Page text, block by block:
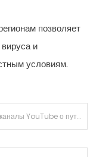
позволяет
и
условиям.
Лучшие каналы YouTube о путешествиях